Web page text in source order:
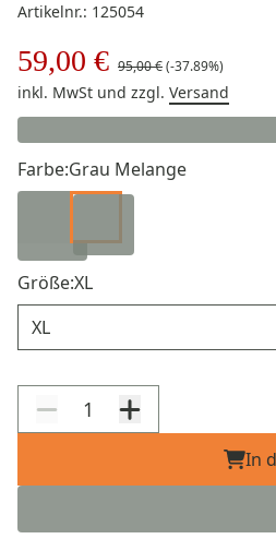
Artikelnr.: 125054
59,00 € 95,00 €(-37.89%)
inkl. MwSt und zzgl. Versand
Farbe:Grau Melange
Größe:XL
In